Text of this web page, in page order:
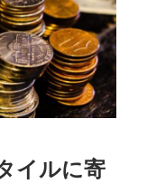
イルに寄